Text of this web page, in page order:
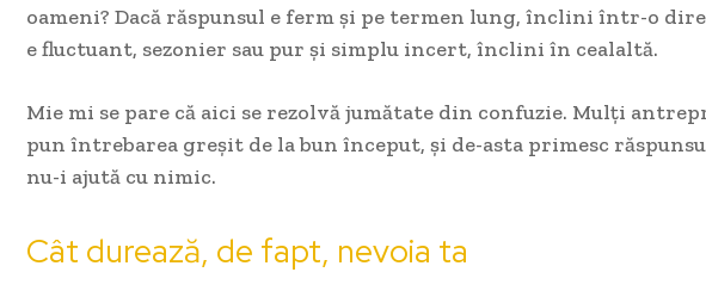
oameni? Dacă răspunsul e ferm și pe termen lung, înclini într-o
e fluctuant, sezonier sau pur și simplu incert, înclini în cealaltă.
Mie mi se pare că aici se rezolvă jumătate din confuzie. Mulți
pun întrebarea greșit de la bun început, și de-asta primesc
nu-i ajută cu nimic.
Cât durează, de fapt, nevoia ta